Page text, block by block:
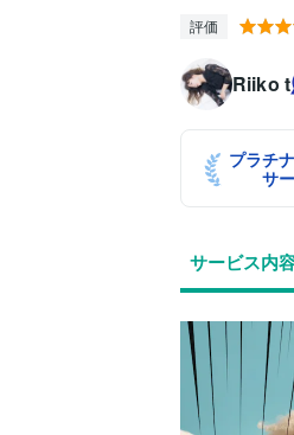
評価
Riiko t
プラチ
サ
サービス内